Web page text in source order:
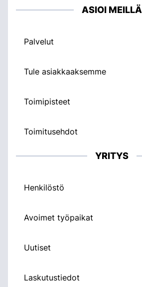
ASIOI MEILLÄ
Palvelut
Tule asiakkaaksemme
Toimipisteet
Toimitusehdot
YRITYS
Henkilöstö
Avoimet työpaikat
Uutiset
Laskutustiedot